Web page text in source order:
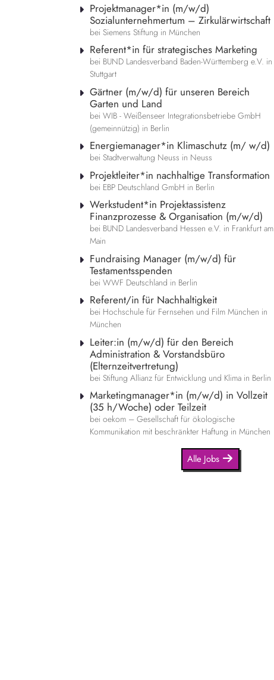
Projektmanager*in (m/w/d)
Sozialunternehmertum – Zirkulärwirtschaft
bei Siemens Stiftung in München
Referent*in für strategisches Marketing
bei BUND Landesverband Baden-Württemberg e.V. in
Stuttgart
Gärtner (m/w/d) für unseren Bereich
Garten und Land
bei WIB - Weißenseer Integrationsbetriebe GmbH
(gemeinnützig) in Berlin
Energiemanager*in Klimaschutz (m/ w/d)
bei Stadtverwaltung Neuss in Neuss
Projektleiter*in nachhaltige Transformation
bei EBP Deutschland GmbH in Berlin
Werkstudent*in Projektassistenz
Finanzprozesse & Organisation (m/w/d)
bei BUND Landesverband Hessen e.V. in Frankfurt am
Main
Fundraising Manager (m/w/d) für
Testamentsspenden
bei WWF Deutschland in Berlin
Referent/in für Nachhaltigkeit
bei Hochschule für Fernsehen und Film München in
München
Leiter:in (m/w/d) für den Bereich
Administration & Vorstandsbüro
(Elternzeitvertretung)
bei Stiftung Allianz für Entwicklung und Klima in Berlin
Marketingmanager*in (m/w/d) in Vollzeit
(35 h/Woche) oder Teilzeit
bei oekom – Gesellschaft für ökologische
Kommunikation mit beschränkter Haftung in München
Alle Jobs